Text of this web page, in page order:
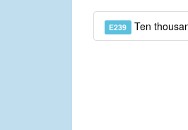
E239 Ten